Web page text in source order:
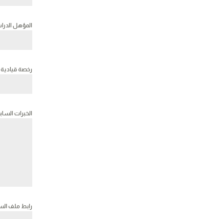
المؤهل
رخصة قيادية
الخبرات
رابط ملف